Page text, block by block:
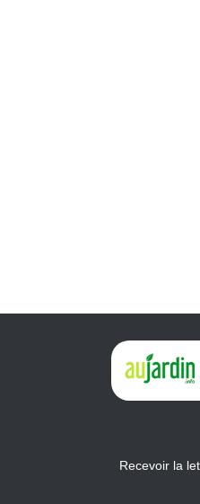
Recevoir la